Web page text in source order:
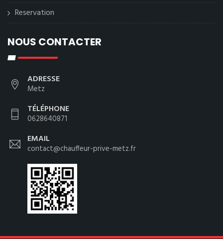
Reservation
NOUS CONTACTER
ADRESSE
Metz
TÉLÉPHONE
0628640871
EMAIL
contact@chauffeur-prive-metz.fr